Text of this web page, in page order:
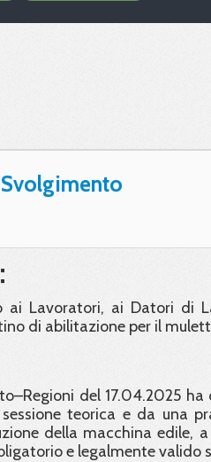
ai Lavoratori, ai Datori di
di abilitazione per il
del 17.04.2025
teorica e da una
della macchina edile,
e legalmente valido